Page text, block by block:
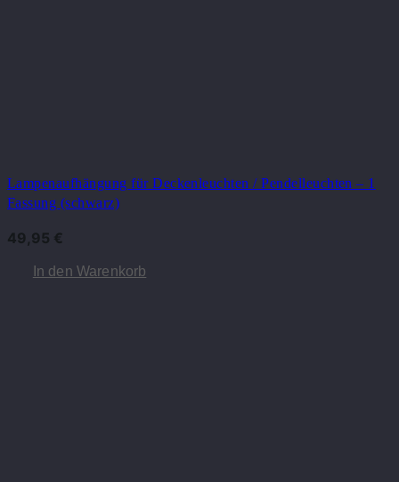
Lampenaufhängung für Deckenleuchten / Pendelleuchten – 1
Fassung (schwarz)
49,95 €
In den Warenkorb